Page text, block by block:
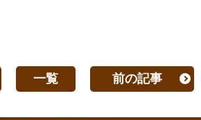
一覧 前の記事